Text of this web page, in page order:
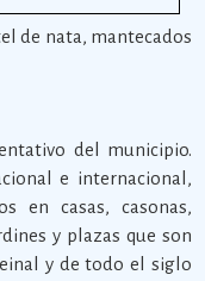
de nata, mantecados
del municipio.
e internacional,
en casas, casonas,
y plazas que son
y de todo el siglo